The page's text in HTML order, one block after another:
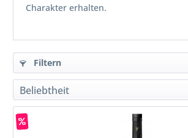
Charakter erhalten.
Filtern